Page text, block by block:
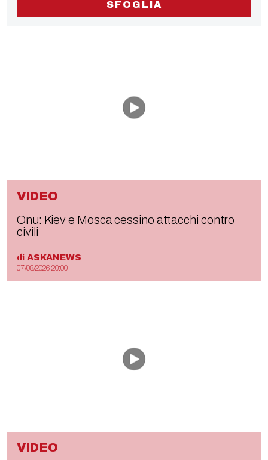
SFOGLIA
VIDEO
Onu: Kiev e Mosca cessino attacchi contro
civili
di ASKANEWS
07/08/2026 20:00
VIDEO